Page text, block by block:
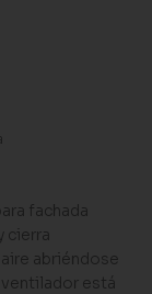
fachada
cierra
abriéndose
está